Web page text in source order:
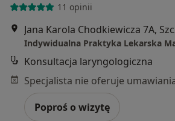
11 opinii
Jana Karola Chodkiewicza 7A,
Indywidualna Praktyka Lekarska
Konsultacja laryngologiczna
Poproś o wizytę